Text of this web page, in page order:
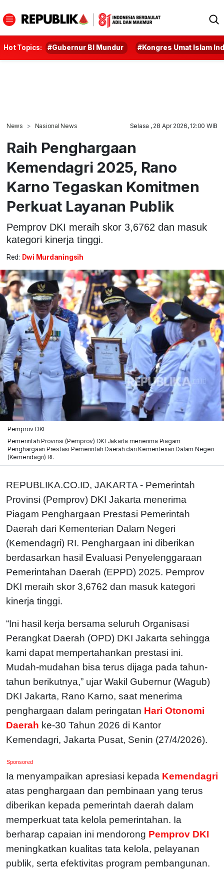
Hot Topics: #Gubernur BI Mundur #Kongres Umat Islam
News Nasional News Selasa , 28 Apr 2026, 12:00 WIB
Raih Penghargaan
Kemendagri 2025, Rano
Karno Tegaskan Komitmen
Perkuat Layanan Publik
Pemprov DKI meraih skor 3,6762 dan masuk
kategori kinerja tinggi.
Red: Dwi Murdaningsih
Pemprov DKI
Pemerintah Provinsi (Pemprov) DKI Jakarta menerima Piagam
Penghargaan Prestasi Pemerintah Daerah dari Kementerian Dalam Negeri
(Kemendagri) RI.
REPUBLIKA.CO.ID, JAKARTA - Pemerintah
Provinsi (Pemprov) DKI Jakarta menerima
Piagam Penghargaan Prestasi Pemerintah
Daerah dari Kementerian Dalam Negeri
(Kemendagri) RI. Penghargaan ini diberikan
berdasarkan hasil Evaluasi Penyelenggaraan
Pemerintahan Daerah (EPPD) 2025. Pemprov
DKI meraih skor 3,6762 dan masuk kategori
kinerja tinggi.
“Ini hasil kerja bersama seluruh Organisasi
Perangkat Daerah (OPD) DKI Jakarta sehingga
kami dapat mempertahankan prestasi ini.
Mudah-mudahan bisa terus dijaga pada tahun-
tahun berikutnya,” ujar Wakil Gubernur (Wagub)
DKI Jakarta, Rano Karno, saat menerima
penghargaan dalam peringatan Hari Otonomi
Daerah ke-30 Tahun 2026 di Kantor
Kemendagri, Jakarta Pusat, Senin (27/4/2026).
Sponsored
Ia menyampaikan apresiasi kepada Kemendagri
atas penghargaan dan pembinaan yang terus
diberikan kepada pemerintah daerah dalam
memperkuat tata kelola pemerintahan. Ia
berharap capaian ini mendorong Pemprov DKI
meningkatkan kualitas tata kelola, pelayanan
publik, serta efektivitas program pembangunan.